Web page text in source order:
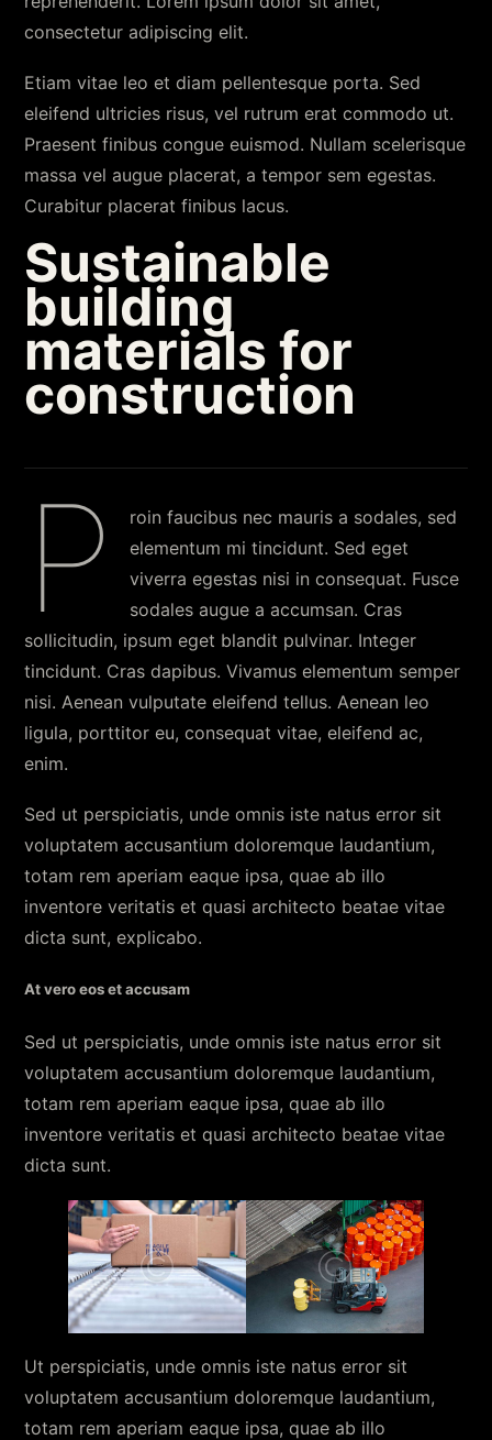
consectetur adipiscing elit.
Etiam vitae leo et diam pellentesque porta. Sed
eleifend ultricies risus, vel rutrum erat commodo ut.
Praesent finibus congue euismod. Nullam scelerisque
massa vel augue placerat, a tempor sem egestas.
Curabitur placerat finibus lacus.
Sustainable
building
materials for
construction
P
roin faucibus nec mauris a sodales, sed
elementum mi tincidunt. Sed eget
viverra egestas nisi in consequat. Fusce
sodales augue a accumsan. Cras
sollicitudin, ipsum eget blandit pulvinar. Integer
tincidunt. Cras dapibus. Vivamus elementum semper
nisi. Aenean vulputate eleifend tellus. Aenean leo
ligula, porttitor eu, consequat vitae, eleifend ac,
enim.
Sed ut perspiciatis, unde omnis iste natus error sit
voluptatem accusantium doloremque laudantium,
totam rem aperiam eaque ipsa, quae ab illo
inventore veritatis et quasi architecto beatae vitae
dicta sunt, explicabo.
At vero eos et accusam
Sed ut perspiciatis, unde omnis iste natus error sit
voluptatem accusantium doloremque laudantium,
totam rem aperiam eaque ipsa, quae ab illo
inventore veritatis et quasi architecto beatae vitae
dicta sunt.
Ut perspiciatis, unde omnis iste natus error sit
voluptatem accusantium doloremque laudantium,
totam rem aperiam eaque ipsa, quae ab illo